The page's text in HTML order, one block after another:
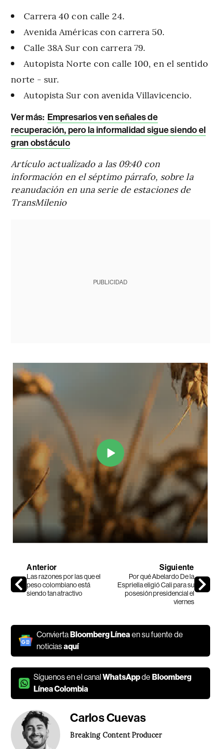
Carrera 40 con calle 24.
Avenida Américas con carrera 50.
Calle 38A Sur con carrera 79.
Autopista Norte con calle 100, en el sentido
norte - sur.
Autopista Sur con avenida Villavicencio.
Ver más: Empresarios ven señales de
recuperación, pero la informalidad sigue siendo el
gran obstáculo
Artículo actualizado a las 09:40 con
información en el séptimo párrafo, sobre la
reanudación en una serie de estaciones de
TransMilenio
PUBLICIDAD
Anterior
Las razones por las que el
peso colombiano está
siendo tan atractivo
Siguiente
Por qué Abelardo De la
Espriella eligió Cali para su
posesión presidencial el
viernes
ConviertaBloomberg Línea en su fuente de
noticiasaquí
Síguenos en el canalWhatsAppdeBloomberg
Línea Colombia
Carlos Cuevas
Breaking Content Producer